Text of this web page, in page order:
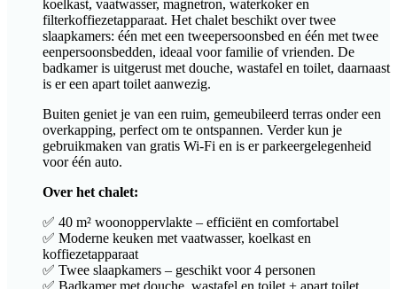
koelkast, vaatwasser, magnetron, waterkoker en
filterkoffiezetapparaat. Het chalet beschikt over twee
slaapkamers: één met een tweepersoonsbed en één met twee
eenpersoonsbedden, ideaal voor familie of vrienden. De
badkamer is uitgerust met douche, wastafel en toilet, daarnaast
is er een apart toilet aanwezig.
Buiten geniet je van een ruim, gemeubileerd terras onder een
overkapping, perfect om te ontspannen. Verder kun je
gebruikmaken van gratis Wi-Fi en is er parkeergelegenheid
voor één auto.
Over het chalet:
✅ 40 m² woonoppervlakte – efficiënt en comfortabel
✅ Moderne keuken met vaatwasser, koelkast en
koffiezetapparaat
✅ Twee slaapkamers – geschikt voor 4 personen
✅ Badkamer met douche, wastafel en toilet + apart toilet